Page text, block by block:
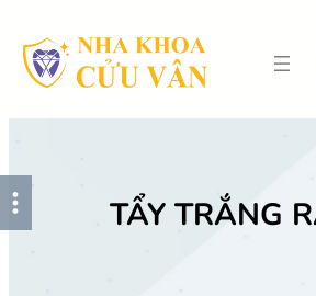
TO
CONTENT
TẨY TRẮNG